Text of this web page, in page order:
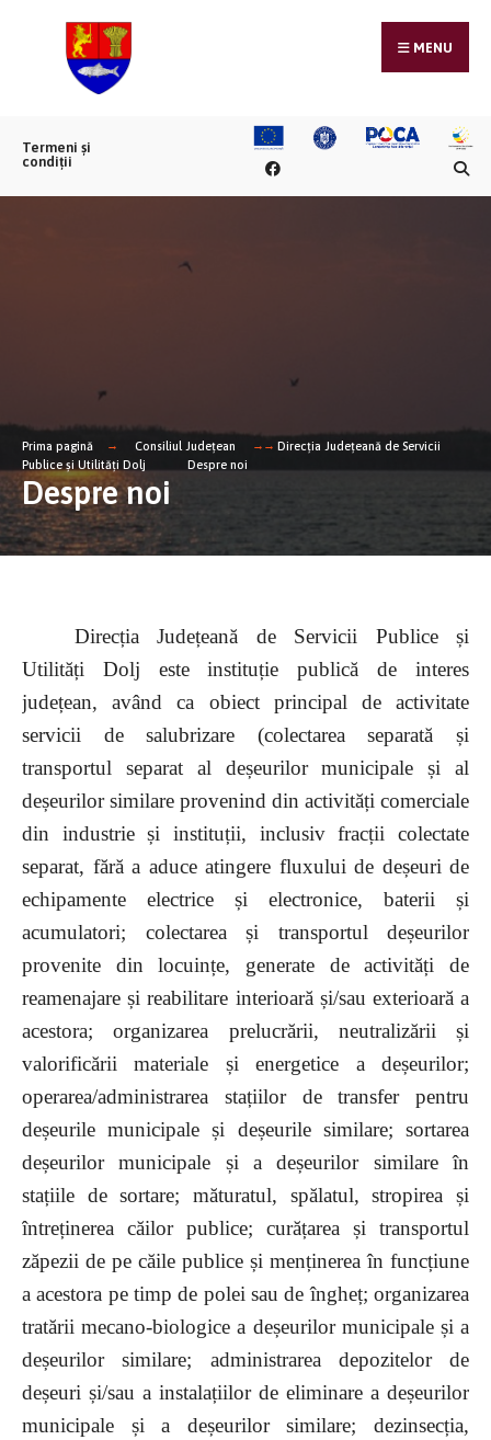
MENU
Termeni și
condiții
Prima pagină Consiliul Județean
Direcția Județeană de Servicii
Publice și Utilități Dolj
Despre noi
Despre noi
Direcția Județeană de Servicii Publice și
Utilități Dolj este instituție publică de interes
județean, având ca obiect principal de activitate
servicii de salubrizare (colectarea separată și
transportul separat al deșeurilor municipale și al
deșeurilor similare provenind din activități comerciale
din industrie și instituții, inclusiv fracții colectate
separat, fără a aduce atingere fluxului de deșeuri de
echipamente electrice și electronice, baterii și
acumulatori; colectarea și transportul deșeurilor
provenite din locuințe, generate de activități de
reamenajare și reabilitare interioară și/sau exterioară a
acestora; organizarea prelucrării, neutralizării și
valorificării materiale și energetice a deșeurilor;
operarea/administrarea stațiilor de transfer pentru
deșeurile municipale și deșeurile similare; sortarea
deșeurilor municipale și a deșeurilor similare în
stațiile de sortare; măturatul, spălatul, stropirea și
întreținerea căilor publice; curățarea și transportul
zăpezii de pe căile publice și menținerea în funcțiune
a acestora pe timp de polei sau de îngheț; organizarea
tratării mecano-biologice a deșeurilor municipale și a
deșeurilor similare; administrarea depozitelor de
deșeuri și/sau a instalațiilor de eliminare a deșeurilor
municipale și a deșeurilor similare; dezinsecția,